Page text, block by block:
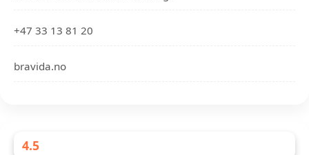
+47 33 13 81 20
bravida.no
4.5